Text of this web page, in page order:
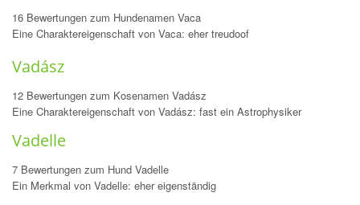
16 Bewertungen zum Hundenamen Vaca
Eine Charaktereigenschaft von Vaca: eher treudoof
Vadász
12 Bewertungen zum Kosenamen Vadász
Eine Charaktereigenschaft von Vadász: fast ein Astrophysiker
Vadelle
7 Bewertungen zum Hund Vadelle
Ein Merkmal von Vadelle: eher eigenständig